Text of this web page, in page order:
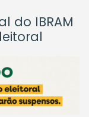
do IBRAM